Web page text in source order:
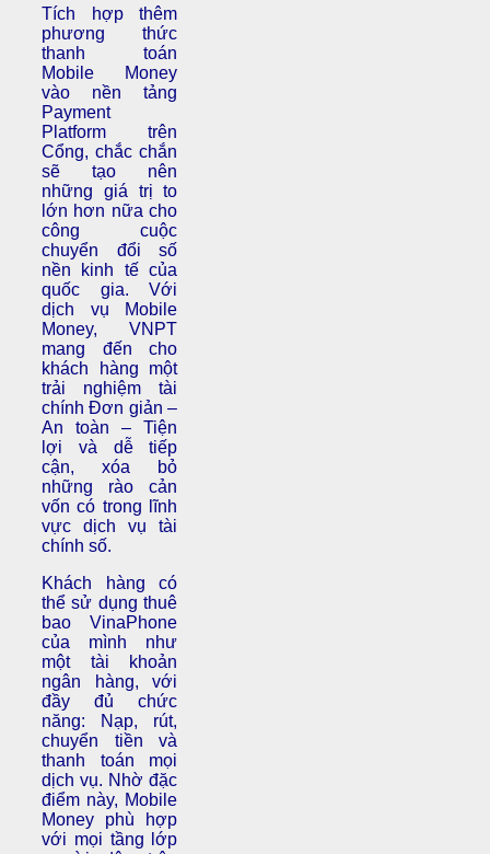
Tích hợp thêm
phương thức
thanh toán
Mobile Money
vào nền tảng
Payment
Platform trên
Cổng, chắc chắn
sẽ tạo nên
những giá trị to
lớn hơn nữa cho
công cuộc
chuyển đổi số
nền kinh tế của
quốc gia. Với
dịch vụ Mobile
Money, VNPT
mang đến cho
khách hàng một
trải nghiệm tài
chính Đơn giản –
An toàn – Tiện
lợi và dễ tiếp
cận, xóa bỏ
những rào cản
vốn có trong lĩnh
vực dịch vụ tài
chính số.
Khách hàng có
thể sử dụng thuê
bao VinaPhone
của mình như
một tài khoản
ngân hàng, với
đầy đủ chức
năng: Nạp, rút,
chuyển tiền và
thanh toán mọi
dịch vụ. Nhờ đặc
điểm này, Mobile
Money phù hợp
với mọi tầng lớp